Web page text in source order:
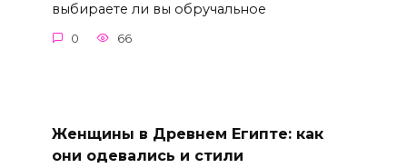
выбираете ли вы обручальное
0 66
Женщины в Древнем Египте: как
они одевались и стили